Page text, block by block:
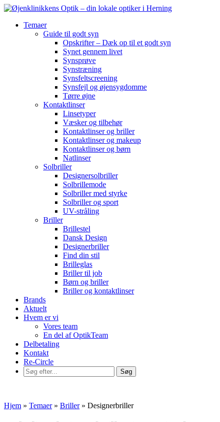
Temaer
Guide til godt syn
Opskrifter – Dæk op til et godt syn
Synet gennem livet
Synsprøve
Synstræning
Synsfeltscreening
Synsfejl og øjensygdomme
Tørre øjne
Kontaktlinser
Linsetyper
Væsker og tilbehør
Kontaktlinser og briller
Kontaktlinser og makeup
Kontaktlinser og børn
Natlinser
Solbriller
Designersolbriller
Solbrillemode
Solbriller med styrke
Solbriller og sport
UV-stråling
Briller
Brillestel
Dansk Design
Designerbriller
Find din stil
Brilleglas
Briller til job
Børn og briller
Briller og kontaktlinser
Brands
Aktuelt
Hvem er vi
Vores team
En del af OptikTeam
Delbetaling
Kontakt
Re-Circle
Hjem » Temaer» Briller» Designerbriller